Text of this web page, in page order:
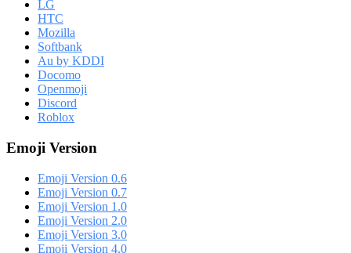
LG
HTC
Mozilla
Softbank
Au by KDDI
Docomo
Openmoji
Discord
Roblox
Emoji Version
Emoji Version 0.6
Emoji Version 0.7
Emoji Version 1.0
Emoji Version 2.0
Emoji Version 3.0
Emoji Version 4.0